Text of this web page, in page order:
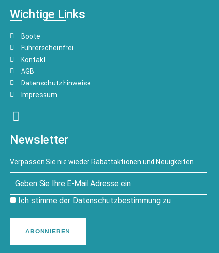
Wichtige Links
Boote
Führerscheinfrei
Kontakt
AGB
Datenschutzhinweise
Impressum
Newsletter
Verpassen Sie nie wieder Rabattaktionen und Neuigkeiten.
Ich stimme der Datenschutzbestimmungzu
ABONNIEREN